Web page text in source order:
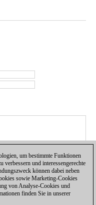
um bestimmte Funktionen
verbessern und interessengerechte
können dabei neben
sowie Marketing-Cookies
von Analyse-Cookies und
finden Sie in unserer